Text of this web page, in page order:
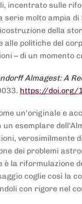
incentrato sulle
serie molto ampia
della
alle politiche del
– di un momento
Almagest: A
https://doi.org/
un'originale e
esemplare
dei problemi
la riformulazione
coglie così la
con rigore nel